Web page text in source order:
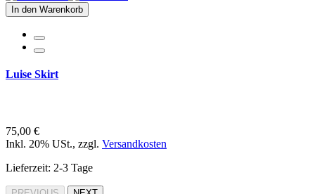
In den Warenkorb
Luise Skirt
75,00 €
Inkl. 20% USt., zzgl. Versandkosten
Lieferzeit: 2-3 Tage